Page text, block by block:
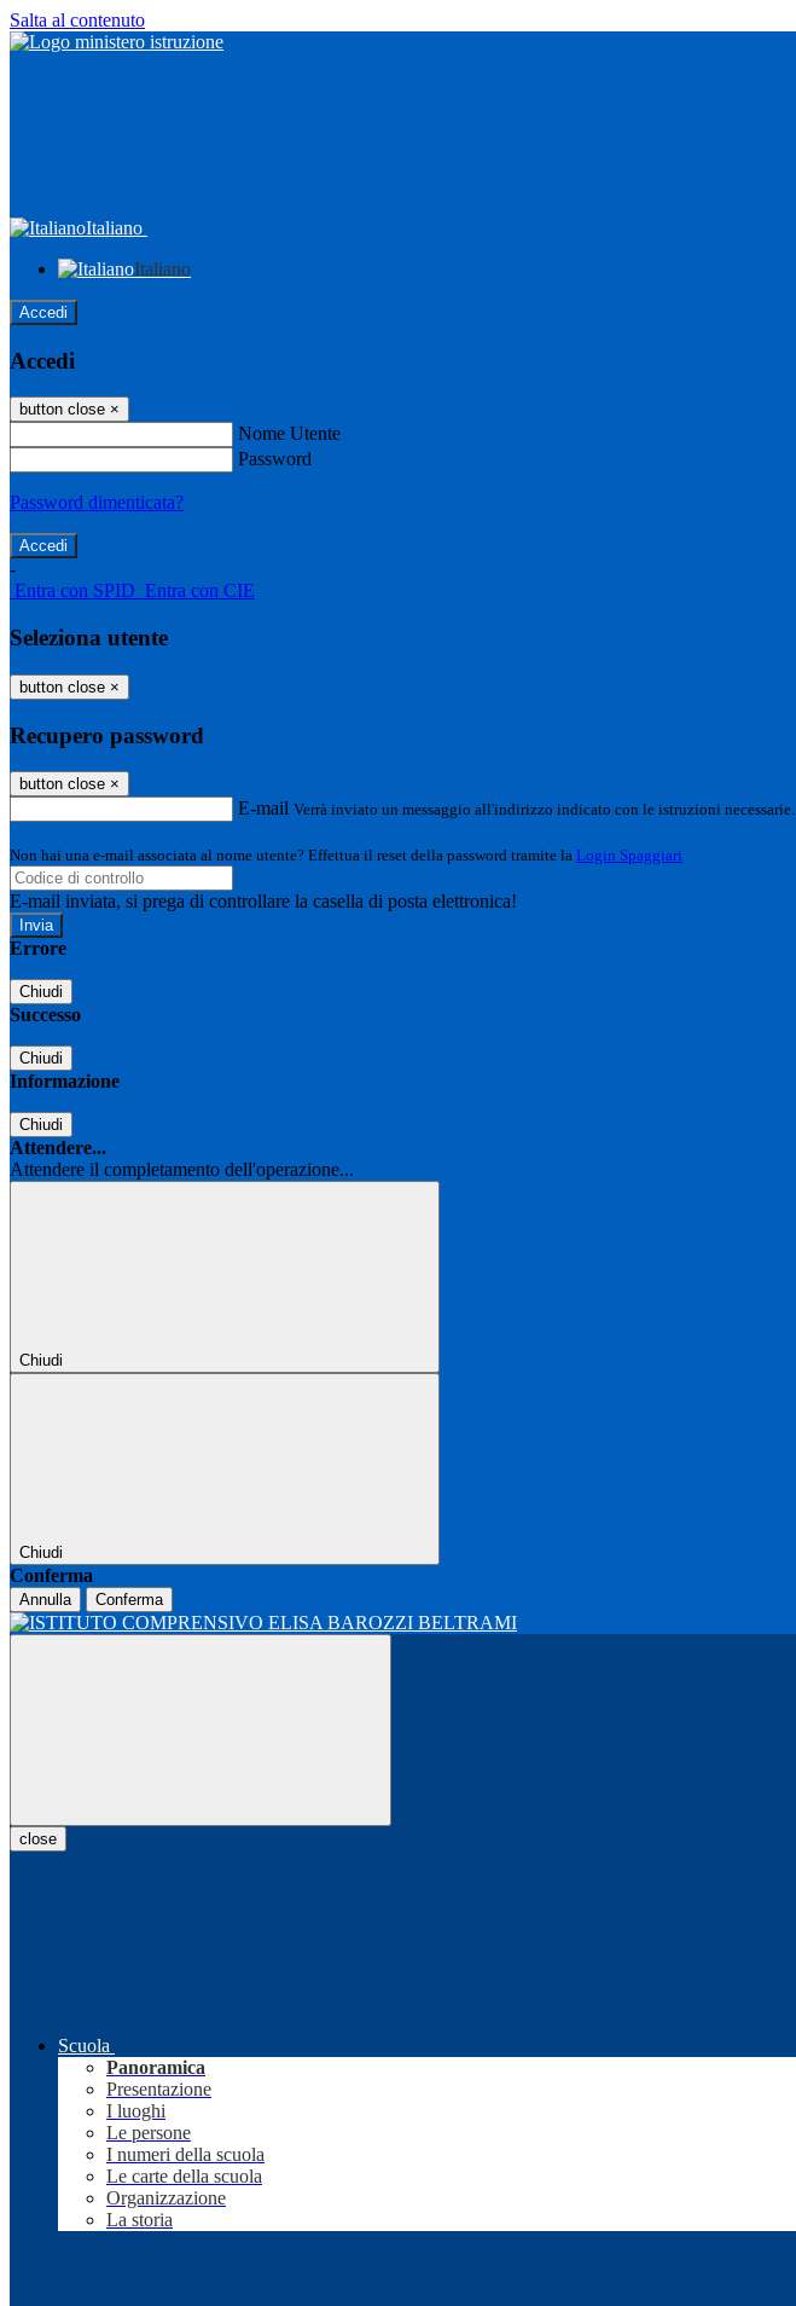
Salta al contenuto
Italiano
Italiano
Accedi
Accedi
button close ×
Nome Utente
Password
Password dimenticata?
-
Entra con SPID Entra con CIE
Seleziona utente
button close ×
Recupero password
button close ×
E-mail Verrà inviato un messaggio all'indirizzo indicato con le istruzioni necessarie.
Non hai una e-mail associata al nome utente? Effettua il reset della password tramite la Login Spaggiari
E-mail inviata, si prega di controllare la casella di posta elettronica!
Errore
Chiudi
Successo
Chiudi
Informazione
Chiudi
Attendere...
Attendere il completamento dell'operazione...
Chiudi
Chiudi
Conferma
Annulla Conferma
close
Scuola
Panoramica
Presentazione
I luoghi
Le persone
I numeri della scuola
Le carte della scuola
Organizzazione
La storia